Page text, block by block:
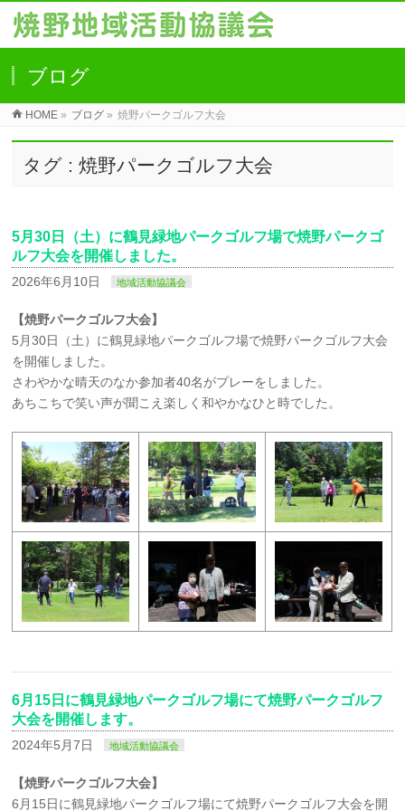
ブログ
HOME » ブログ » 焼野パークゴルフ大会
タグ : 焼野パークゴルフ大会
5月30日（土）に鶴見緑地パークゴルフ場で焼野パークゴ
ルフ大会を開催しました。
2026年6月10日 地域活動協議会
【焼野パークゴルフ大会】
5月30日（土）に鶴見緑地パークゴルフ場で焼野パークゴルフ大会
を開催しました。
さわやかな晴天のなか参加者40名がプレーをしました。
あちこちで笑い声が聞こえ楽しく和やかなひと時でした。
6月15日に鶴見緑地パークゴルフ場にて焼野パークゴルフ
大会を開催します。
2024年5月7日 地域活動協議会
【焼野パークゴルフ大会】
6月15日に鶴見緑地パークゴルフ場にて焼野パークゴルフ大会を開